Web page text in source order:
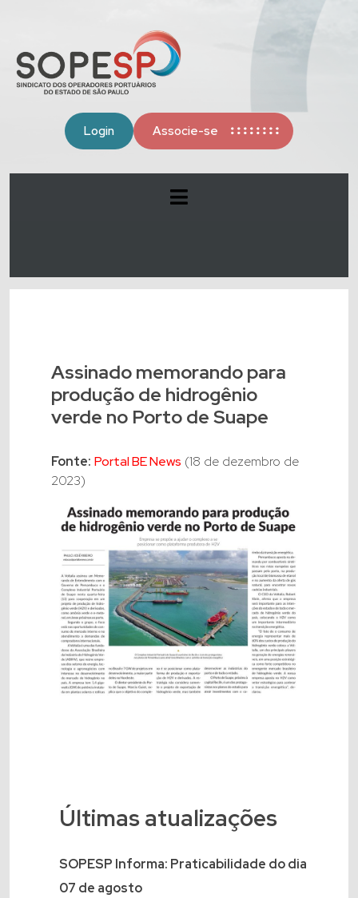
Login Associe-se
Assinado memorando para
produção de hidrogênio
verde no Porto de Suape
Fonte: Portal BE News (18 de dezembro de
2023)
Últimas atualizações
SOPESP Informa: Praticabilidade do dia
07 de agosto